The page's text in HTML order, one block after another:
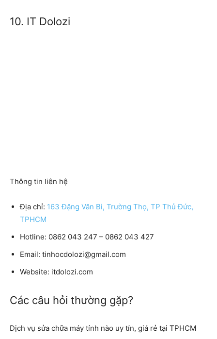
10. IT Dolozi
Thông tin liên hệ
Địa chỉ: 163 Đặng Văn Bi, Trường Thọ, TP Thủ Đức,
TPHCM
Hotline: 0862 043 247 – 0862 043 427
Email: tinhocdolozi@gmail.com
Website: itdolozi.com
Các câu hỏi thường gặp?
Dịch vụ sửa chữa máy tính nào uy tín, giá rẻ tại TPHCM